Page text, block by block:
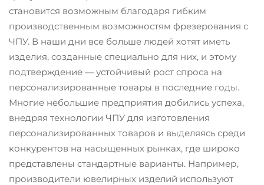
становится возможным благодаря гибким
производственным возможностям фрезерования с
ЧПУ. В наши дни все больше людей хотят иметь
изделия, созданные специально для них, и этому
подтверждение — устойчивый рост спроса на
персонализированные товары в последние годы.
Многие небольшие предприятия добились успеха,
внедряя технологии ЧПУ для изготовления
персонализированных товаров и выделяясь среди
конкурентов на насыщенных рынках, где широко
представлены стандартные варианты. Например,
производители ювелирных изделий используют